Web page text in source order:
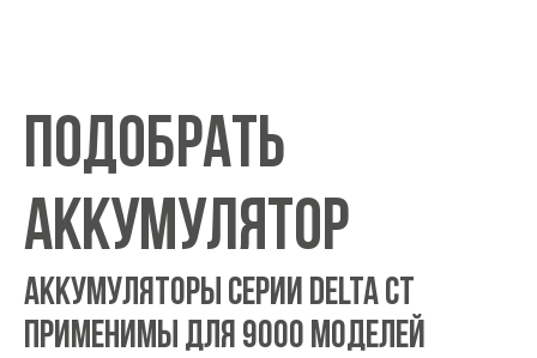
ПОДОБРАТЬ
АККУМУЛЯТОР
АККУМУЛЯТОРЫ СЕРИИ DELTA CT
ПРИМЕНИМЫ ДЛЯ 9000 МОДЕЛЕЙ